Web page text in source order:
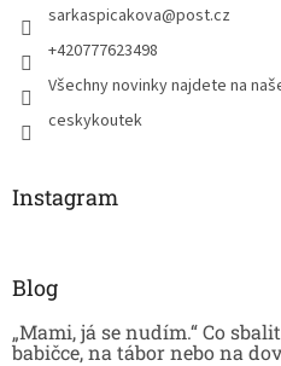
sarkaspicakova@post.cz
+420777623498
Všechny novinky najdete na
ceskykoutek
Instagram
Blog
„Mami, já se nudím.“ Co
babičce, na tábor nebo na